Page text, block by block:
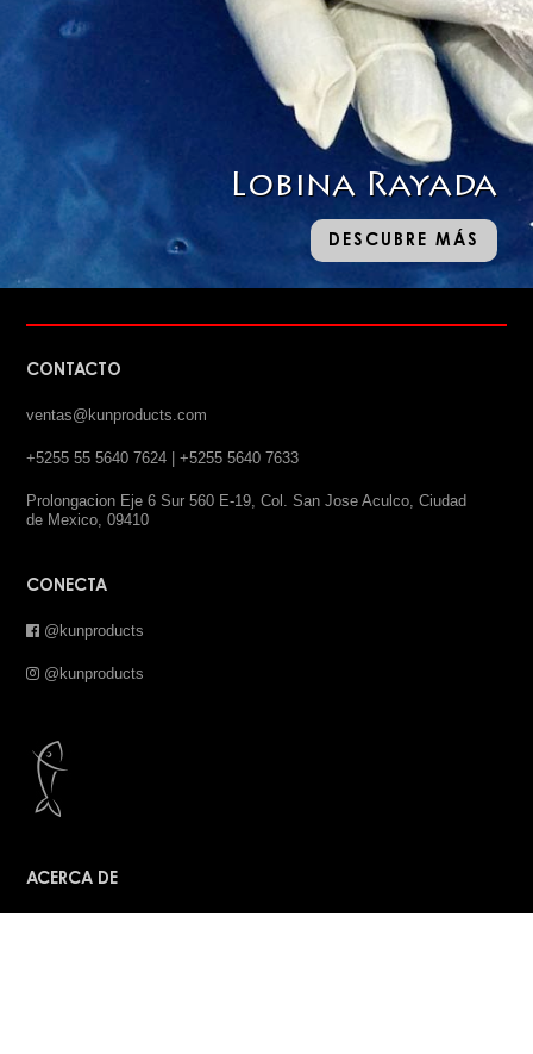
Lobina Rayada
DESCUBRE MÁS
CONTACTO
ventas@kunproducts.com
+5255 55 5640 7624 | +5255 5640 7633
Prolongacion Eje 6 Sur 560 E-19, Col. San Jose Aculco, Ciudad
de Mexico, 09410
CONECTA
@kunproducts
@kunproducts
ACERCA DE